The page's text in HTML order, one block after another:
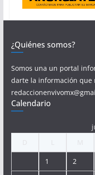
¿Quiénes somos?
Somos una un portal
darte la información que
Calendario
1 2